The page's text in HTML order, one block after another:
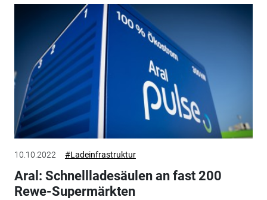
10.10.2022 #Ladeinfrastruktur
Aral: Schnellladesäulen an fast 200
Rewe-Supermärkten